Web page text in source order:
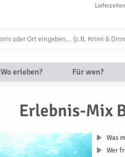
Lieferzeiten
Wo erleben? Für wen?
Erlebnis-Mix
Was
Wer